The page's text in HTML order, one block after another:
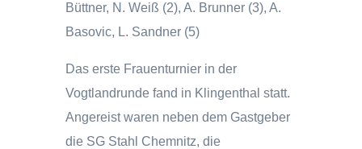
Büttner, N. Weiß (2), A. Brunner (3), A.
Basovic, L. Sandner (5)
Das erste Frauenturnier in der
Vogtlandrunde fand in Klingenthal statt.
Angereist waren neben dem Gastgeber
die SG Stahl Chemnitz, die